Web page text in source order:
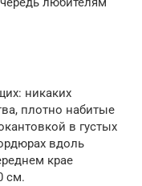
никаких
плотно набитые
в густых
вдоль
крае
см.